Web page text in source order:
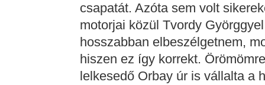
csapatát. Azóta sem volt
motorjai közül Tvordy
hosszabban elbeszélgetnem,
hiszen ez így korrekt.
lelkesedő Orbay úr is vállalta a